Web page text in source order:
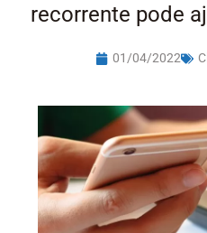
recorrente pode
01/04/2022